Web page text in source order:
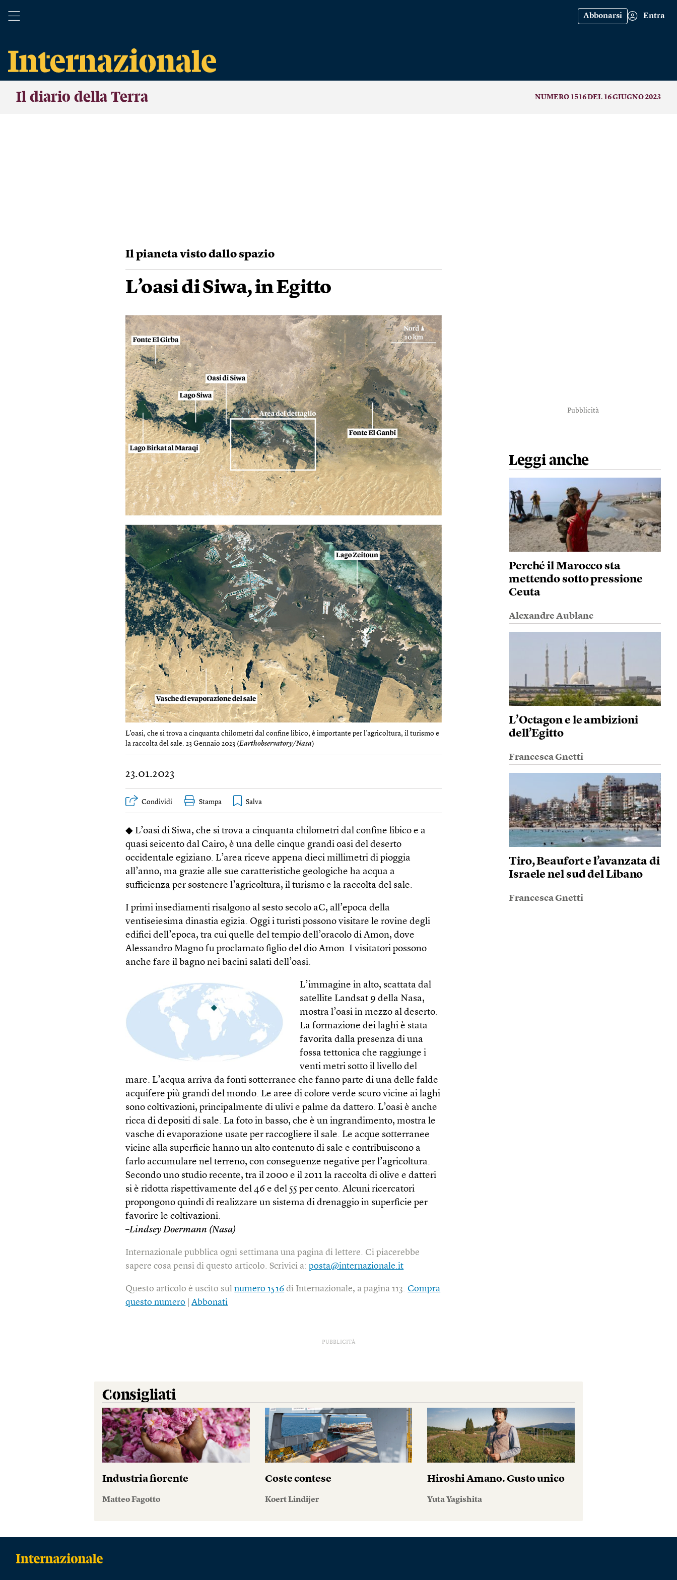
Abbonarsi Entra
Il diario della Terra NUMERO 1516 DEL 16 GIUGNO 2023
Il pianeta visto dallo spazio
L’oasi di Siwa, in Egitto
L’oasi, che si trova a cinquanta chilometri dal confine libico, è importante per l’agricoltura, il turismo e
la raccolta del sale. 23 Gennaio 2023 (Earthobservatory/Nasa)
23.01.2023
Condividi Stampa
◆ L’oasi di Siwa, che si trova a cinquanta chilometri dal confine libico e a
quasi seicento dal Cairo, è una delle cinque grandi oasi del deserto
occidentale egiziano. L’area riceve appena dieci millimetri di pioggia
all’anno, ma grazie alle sue caratteristiche geologiche ha acqua a
sufficienza per sostenere l’agricoltura, il turismo e la raccolta del sale.
I primi insediamenti risalgono al sesto secolo aC, all’epoca della
ventiseiesima dinastia egizia. Oggi i turisti possono visitare le rovine degli
edifici dell’epoca, tra cui quelle del tempio dell’oracolo di Amon, dove
Alessandro Magno fu proclamato figlio del dio Amon. I visitatori possono
anche fare il bagno nei bacini salati dell’oasi.
L’immagine in alto, scattata dal
satellite Landsat 9 della Nasa,
mostra l’oasi in mezzo al deserto.
La formazione dei laghi è stata
favorita dalla presenza di una
fossa tettonica che raggiunge i
venti metri sotto il livello del
mare. L’acqua arriva da fonti sotterranee che fanno parte di una delle falde
acquifere più grandi del mondo. Le aree di colore verde scuro vicine ai laghi
sono coltivazioni, principalmente di ulivi e palme da dattero. L’oasi è anche
ricca di depositi di sale. La foto in basso, che è un ingrandimento, mostra le
vasche di evaporazione usate per raccogliere il sale. Le acque sotterranee
vicine alla superficie hanno un alto contenuto di sale e contribuiscono a
farlo accumulare nel terreno, con conseguenze negative per l’agricoltura.
Secondo uno studio recente, tra il 2000 e il 2011 la raccolta di olive e datteri
si è ridotta rispettivamente del 46 e del 55 per cento. Alcuni ricercatori
propongono quindi di realizzare un sistema di drenaggio in superficie per
favorire le coltivazioni.
–Lindsey Doermann (Nasa)
Internazionale pubblica ogni settimana una pagina di lettere. Ci piacerebbe
sapere cosa pensi di questo articolo. Scrivici a:posta@internazionale.it
Questo articolo è uscito sulnumero 1516 di Internazionale, a pagina 113.Compra
questo numero |Abbonati
Pubblicità
Leggi anche
Perché il Marocco sta
mettendo sotto pressione
Ceuta
Alexandre Aublanc
L’Octagon e le ambizioni
dell’Egitto
Francesca Gnetti
Tiro, Beaufort e l’avanzata di
Israele nel sud del Libano
Francesca Gnetti
PUBBLICITÀ
Consigliati
Industria fiorente
Matteo Fagotto
Coste contese
Koert Lindijer
Hiroshi Amano. Gusto unico
Yuta Yagishita